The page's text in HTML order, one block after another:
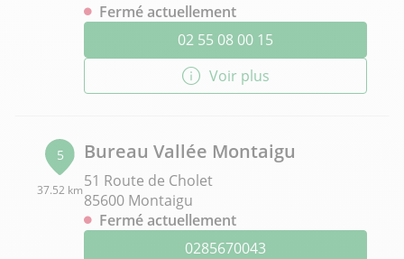
Fermé actuellement
02 55 08 00 15
Voir plus
5
37.52 km
Bureau Vallée Montaigu
51 Route de Cholet
85600 Montaigu
Fermé actuellement
0285670043